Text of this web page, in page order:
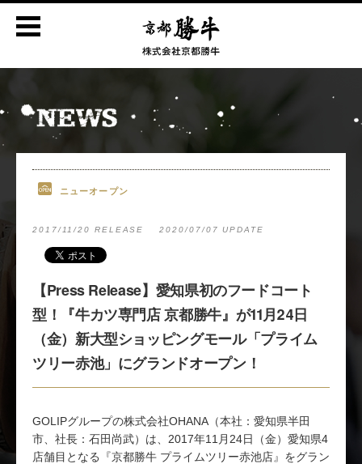
ニューオープン
2017/11/20 RELEASE 2020/07/07 UPDATE
【Press Release】愛知県初のフードコート
型！『牛カツ専門店 京都勝牛』が11月24日
（金）新大型ショッピングモール「プライム
ツリー赤池」にグランドオープン！
GOLIPグループの株式会社OHANA（本社：愛知県半田
市、社長：石田尚武）は、2017年11月24日（金）愛知県4
店舗目となる『京都勝牛 プライムツリー赤池店』をグラン